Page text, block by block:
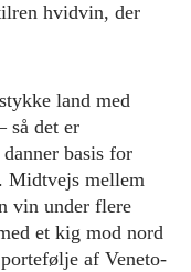
hvidvin, der
land med
så det er
basis for
Midtvejs mellem
vin under flere
et kig mod nord
af Veneto-